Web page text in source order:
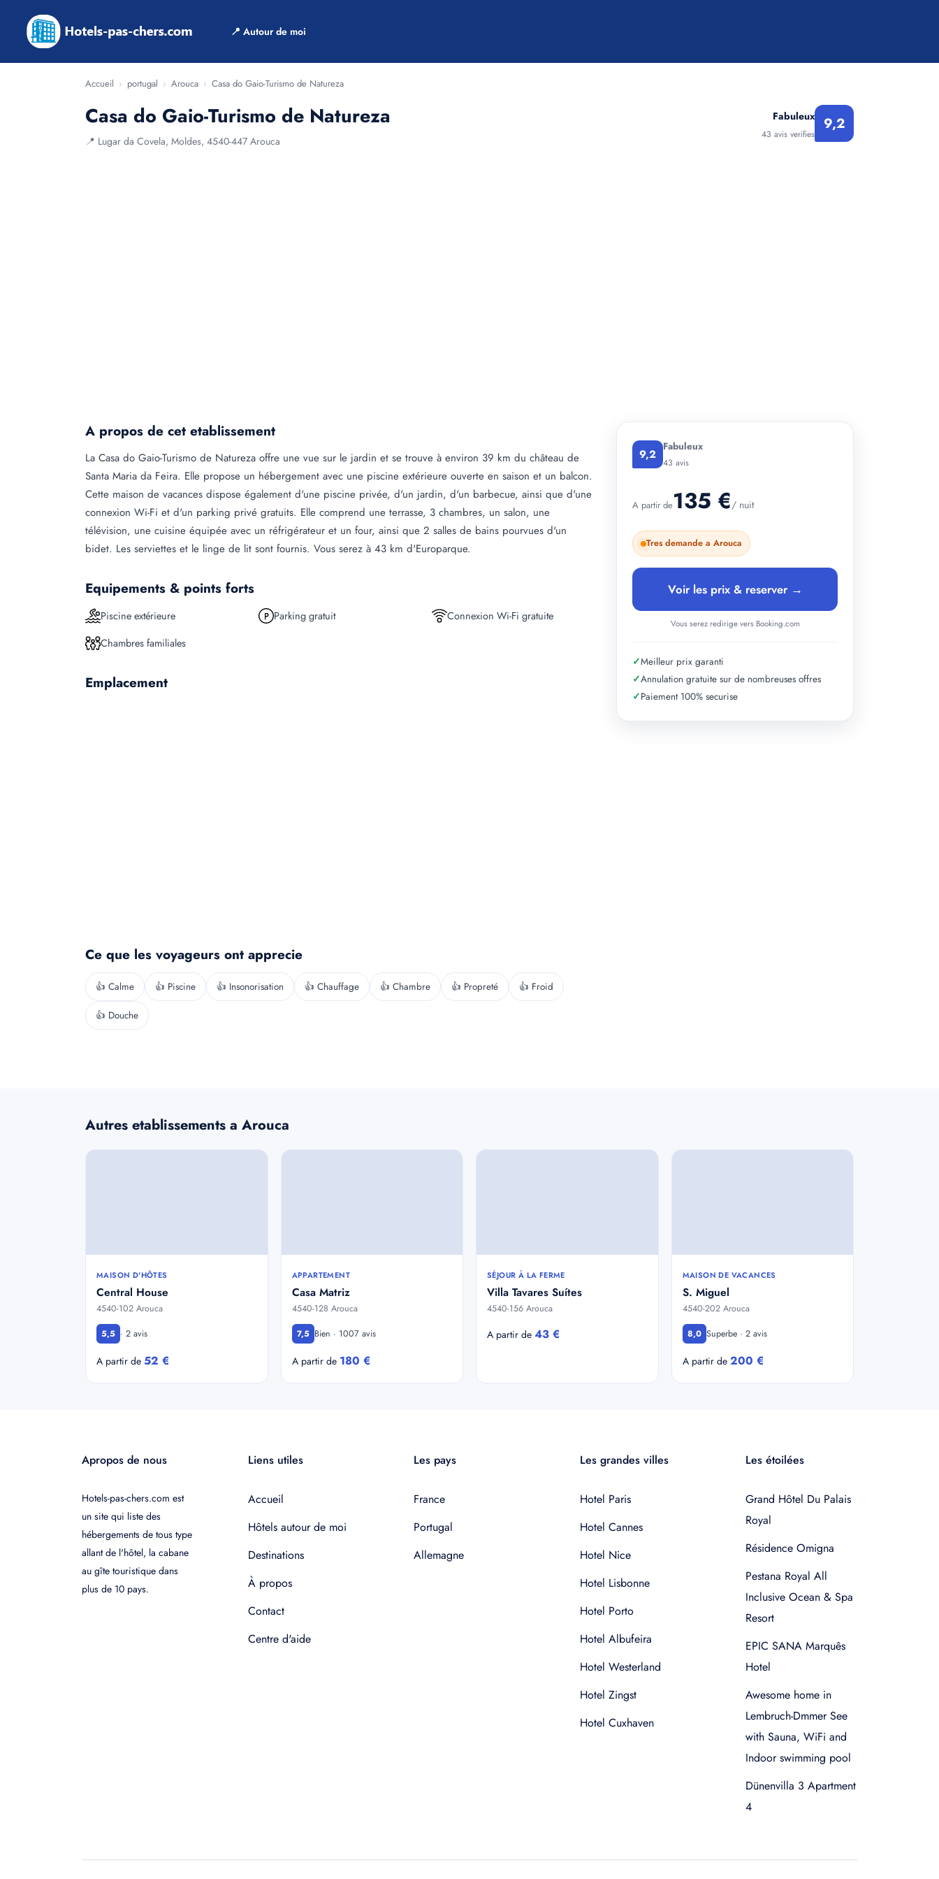
📍 Autour de moi
Accueil › portugal › Arouca › Casa do Gaio-Turismo de Natureza
Casa do Gaio-Turismo de Natureza
📍 Lugar da Covela, Moldes, 4540-447 Arouca
Fabuleux
43 avis verifies
9,2
A propos de cet etablissement
La Casa do Gaio-Turismo de Natureza offre une vue sur le jardin et se trouve à environ 39 km du château de
Santa Maria da Feira. Elle propose un hébergement avec une piscine extérieure ouverte en saison et un balcon.
Cette maison de vacances dispose également d'une piscine privée, d'un jardin, d'un barbecue, ainsi que d'une
connexion Wi-Fi et d'un parking privé gratuits. Elle comprend une terrasse, 3 chambres, un salon, une
télévision, une cuisine équipée avec un réfrigérateur et un four, ainsi que 2 salles de bains pourvues d'un
bidet. Les serviettes et le linge de lit sont fournis. Vous serez à 43 km d'Europarque.
Equipements & points forts
Piscine extérieure Parking gratuit
Connexion Wi-Fi gratuite
Chambres familiales
Emplacement
Ce que les voyageurs ont apprecie
👍 Calme 👍 Piscine 👍 Insonorisation 👍 Chauffage 👍 Chambre 👍 Propreté 👍 Froid
👍 Douche
9,2 Fabuleux
43 avis
A partir de135 €/ nuit
Tres demande a Arouca
Voir les prix & reserver →
Vous serez redirige vers Booking.com
✓Meilleur prix garanti
✓Annulation gratuite sur de nombreuses offres
✓Paiement 100% securise
Autres etablissements a Arouca
MAISON D'HÔTES
Central House
4540-102 Arouca
5,5 · 2 avis
A partir de 52 €
APPARTEMENT
Casa Matriz
4540-128 Arouca
7,5 Bien · 1007 avis
A partir de 180 €
SÉJOUR À LA FERME
Villa Tavares Suítes
4540-156 Arouca
A partir de 43 €
MAISON DE VACANCES
S. Miguel
4540-202 Arouca
8,0 Superbe · 2 avis
A partir de 200 €
Apropos de nous
Hotels-pas-chers.com est
un site qui liste des
hébergements de tous type
allant de l'hôtel, la cabane
au gîte touristique dans
plus de 10 pays.
Liens utiles
Accueil
Hôtels autour de moi
Destinations
À propos
Contact
Centre d'aide
Les pays
France
Portugal
Allemagne
Les grandes villes
Hotel Paris
Hotel Cannes
Hotel Nice
Hotel Lisbonne
Hotel Porto
Hotel Albufeira
Hotel Westerland
Hotel Zingst
Hotel Cuxhaven
Les étoilées
Grand Hôtel Du Palais
Royal
Résidence Omigna
Pestana Royal All
Inclusive Ocean & Spa
Resort
EPIC SANA Marquês
Hotel
Awesome home in
Lembruch-Dmmer See
with Sauna, WiFi and
Indoor swimming pool
Dünenvilla 3 Apartment
4